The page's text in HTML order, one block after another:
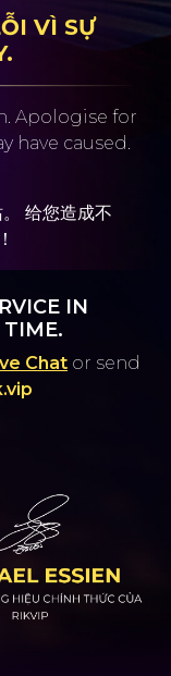
VÌ SỰ
Apologise for
have caused.
给您造成不
IN
TIME.
Chat or send